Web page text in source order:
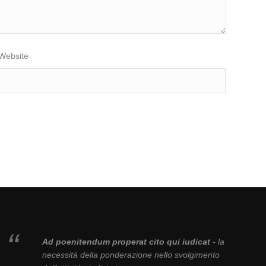
Ad poenitendum properat cito qui iudicat- la
necessità della ponderazione nello svolgimento